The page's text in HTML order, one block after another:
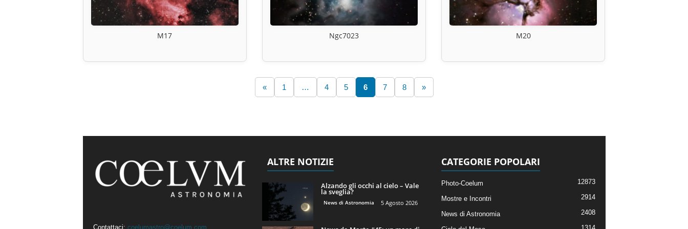
M17 Ngc7023 M20
« 1 … 4 5 6 7 8 »
Contattaci: coelumastro@coelum.com
ALTRE NOTIZIE
Alzando gli occhi al cielo – Vale
la sveglia?
News di Astronomia 5 Agosto 2026
CATEGORIE POPOLARI
Photo-Coelum 12873
Mostre e Incontri 2914
News di Astronomia 2408